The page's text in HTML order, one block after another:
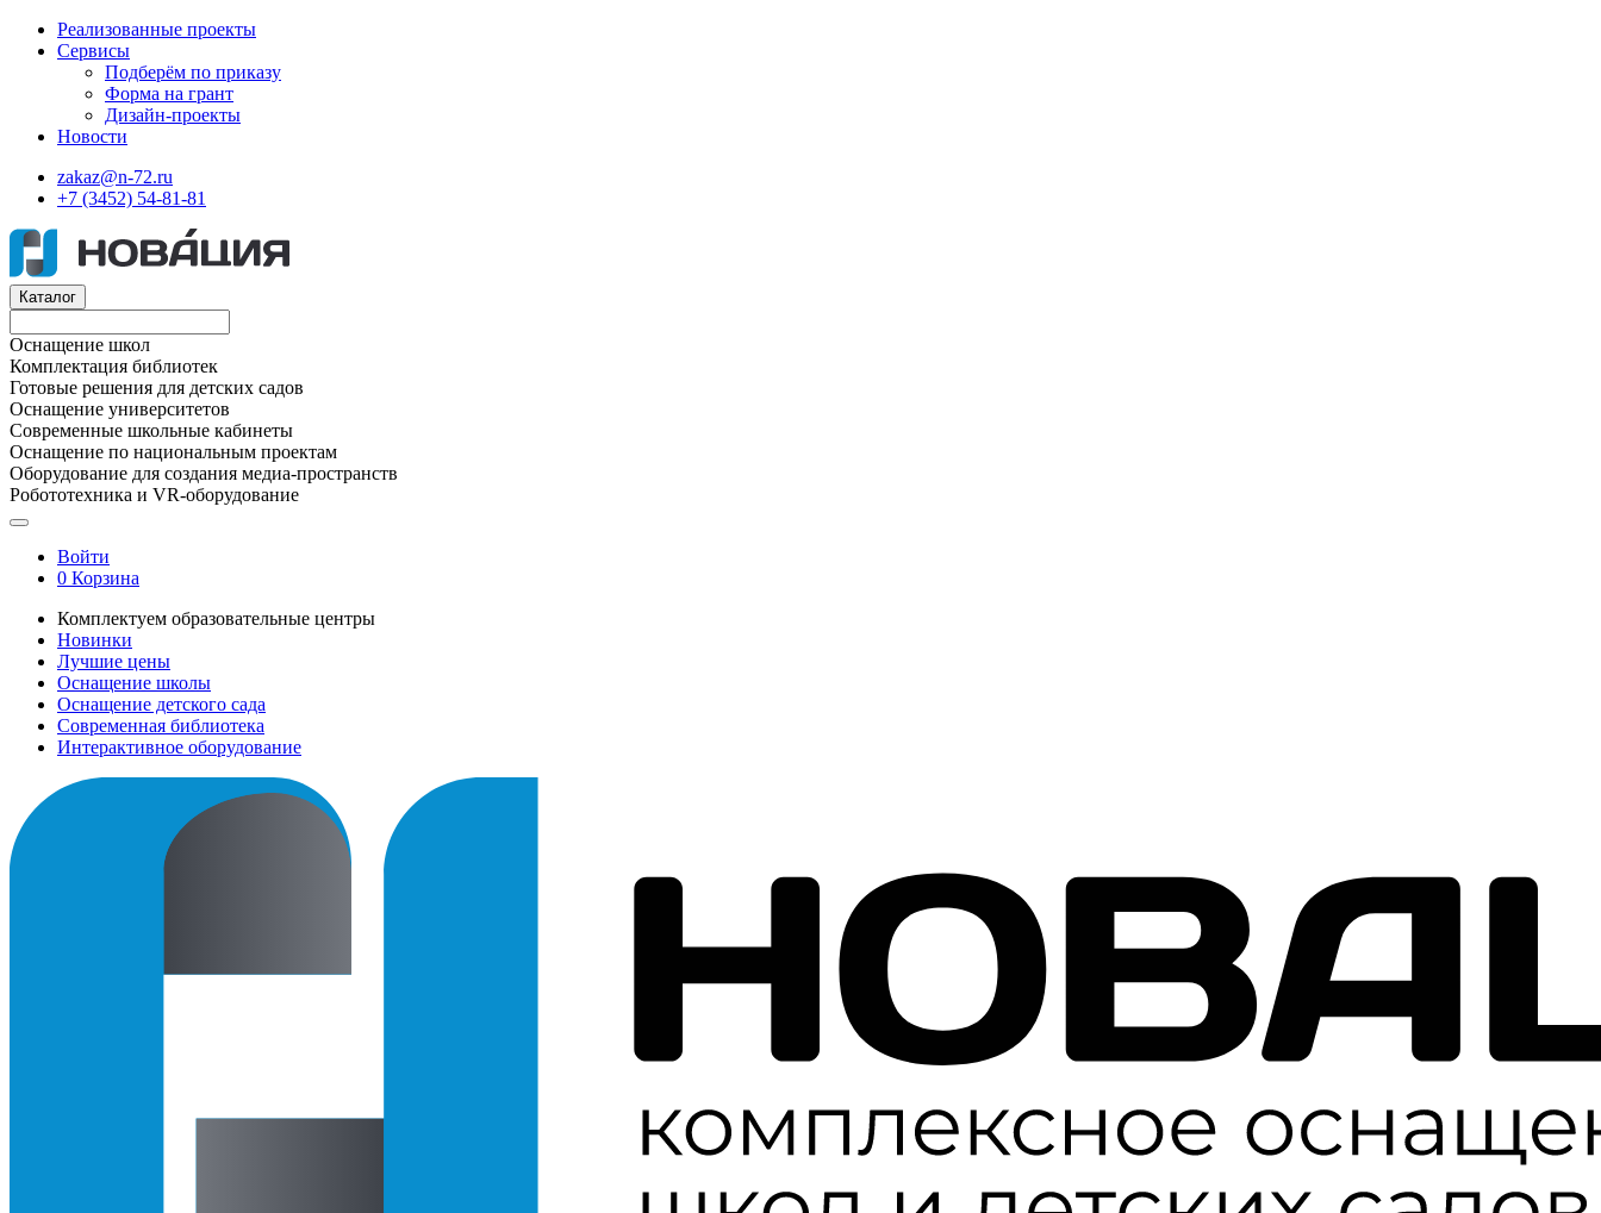
Реализованные проекты
Сервисы
Подберём по приказу
Форма на грант
Дизайн-проекты
Новости
zakaz@n-72.ru
+7 (3452) 54-81-81
Каталог
Оснащение школ
Комплектация библиотек
Готовые решения для детских садов
Оснащение университетов
Современные школьные кабинеты
Оснащение по национальным проектам
Оборудование для создания медиа-пространств
Робототехника и VR-оборудование
Войти
0 Корзина
Комплектуем образовательные центры
Новинки
Лучшие цены
Оснащение школы
Оснащение детского сада
Современная библиотека
Интерактивное оборудование